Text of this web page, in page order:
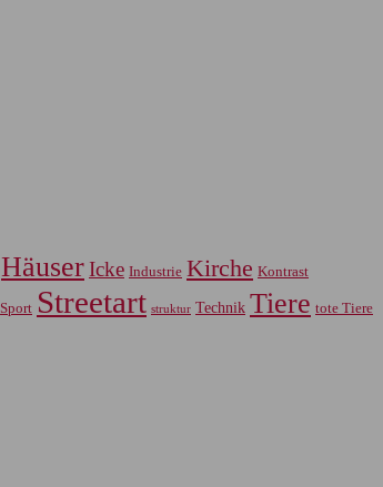
HäuserIcke Industrie Kirche Kontrast
Sport Streetart struktur Technik Tiere tote Tiere